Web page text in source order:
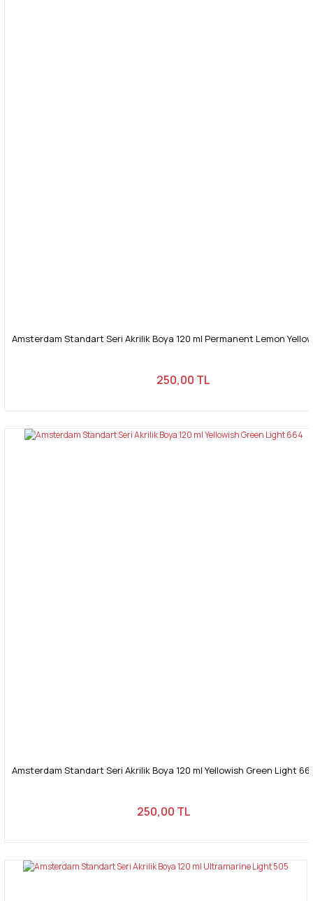
Amsterdam Standart Seri Akrilik Boya 120 ml Permanent Lemon
250,00 TL
Amsterdam Standart Seri Akrilik Boya 120 ml Yellowish Green Light
250,00 TL